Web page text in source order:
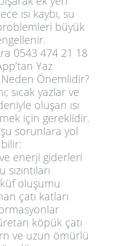
ısı kaybı, su
problemleri büyük
0543 474 21 18
Yaz
Neden Önemlidir?
sıcak yazlar ve
oluşan ısı
için gereklidir.
şu sorunlara yol
ve enerji giderleri
oluşumu
çatı katları
köpük çatı
ve uzun ömürlü